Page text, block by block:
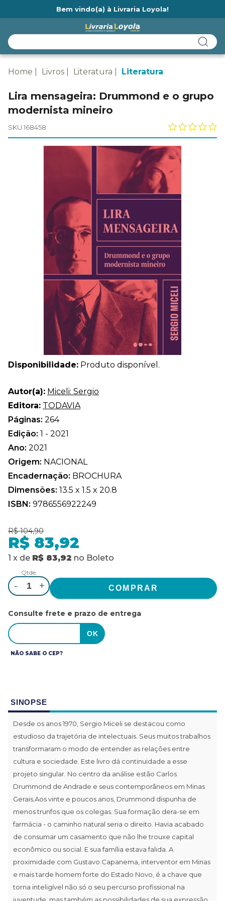
Bem vindo(a) à Livraria Loyola!
Home Livros Literatura Literatura
Lira mensageira: Drummond e o grupo
modernista mineiro
SKU 168458
Disponibilidade: Produto disponível.
Autor(a): Miceli: Sergio
Editora: TODAVIA
Páginas: 264
Edição: 1 - 2021
Ano: 2021
Origem: NACIONAL
Encadernação: BROCHURA
Dimensões: 13.5 x 1.5 x 20.8
ISBN: 9786556922249
R$ 104,90
R$ 83,92
1 x de R$ 83,92 no Boleto
Qtde.
- +
Consulte frete e prazo de entrega
NÃO SABE O CEP?
SINOPSE
Desde os anos 1970, Sergio Miceli se destacou como
estudioso da trajetória de intelectuais. Seus muitos trabalhos
transformaram o modo de entender as relações entre
cultura e sociedade. Este livro dá continuidade a esse
projeto singular. No centro da análise estão Carlos
Drummond de Andrade e seus contemporâneos em Minas
Gerais.Aos vinte e poucos anos, Drummond dispunha de
menos trunfos que os colegas. Sua formação dera-se em
farmácia - o caminho natural seria o direito. Havia acabado
de consumar um casamento que não lhe trouxe capital
econômico ou social. E sua família estava falida. A
proximidade com Gustavo Capanema, interventor em Minas
e mais tarde homem forte do Estado Novo, é a chave que
torna inteligível não só o seu percurso profissional na
juventude, mas também as possibilidades de sua expressão